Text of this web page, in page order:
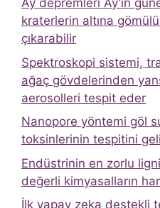
Ay depremleri Ay’ın
kraterlerin altına
çıkarabilir
Spektroskopi sistemi,
ağaç gövdelerinden
aerosolleri tespit eder
Nanopore yöntemi göl
toksinlerinin tespitini
Endüstrinin en zorlu
değerli kimyasalların
İlk yapay zeka destekli